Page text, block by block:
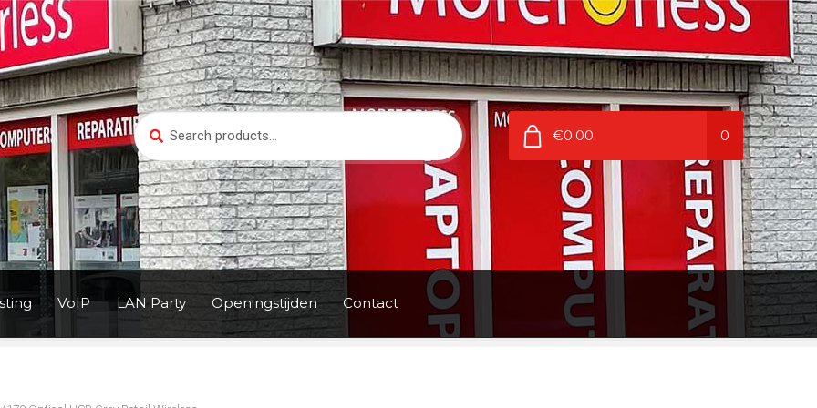
Search
for:
Search
€0.00 0
VoIP LAN Party Openingstijden Contact